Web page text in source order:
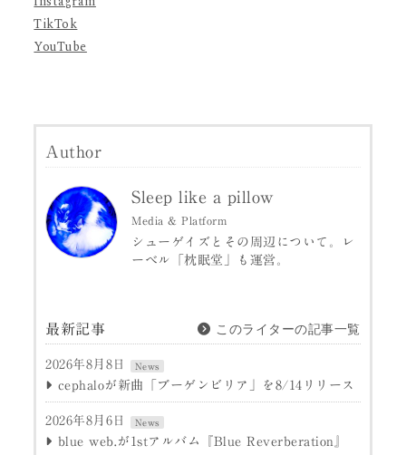
TikTok
YouTube
Author
Sleep like a pillow
Media & Platform
シューゲイズとその周辺について。レ
ーベル「枕眠堂」も運営。
最新記事 このライターの記事一覧
2026年8月8日 News
cephaloが新曲「ブーゲンビリア」を8/14リリース
2026年8月6日 News
blue web.が1stアルバム『Blue Reverberation』